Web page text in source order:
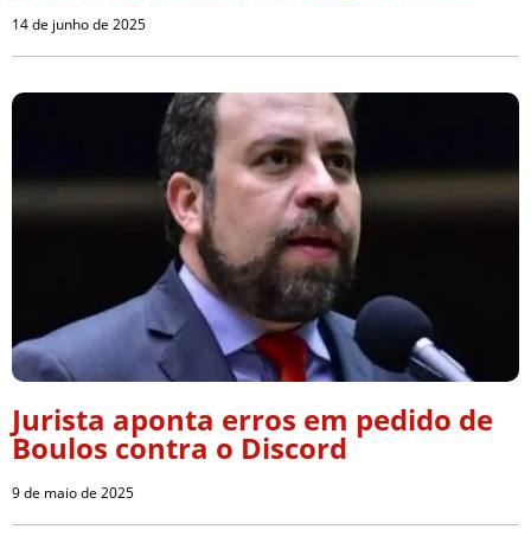
14 de junho de 2025
Jurista aponta erros em pedido de
Boulos contra o Discord
9 de maio de 2025